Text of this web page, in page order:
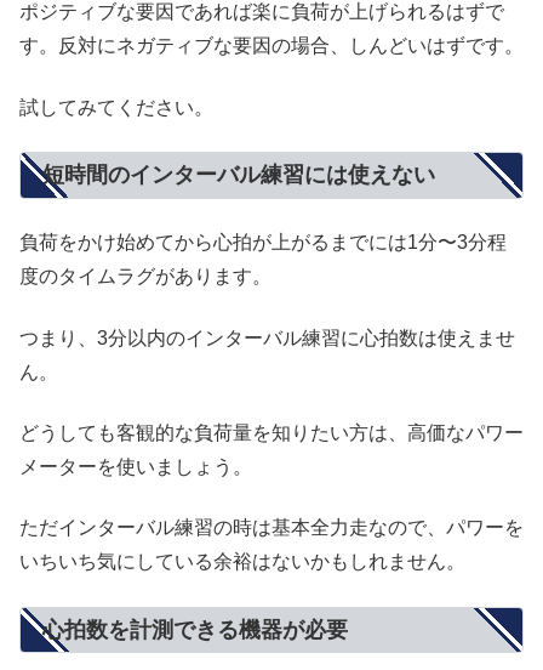
ポジティブな要因であれば楽に負荷が上げられるはずで
す。反対にネガティブな要因の場合、しんどいはずです。
試してみてください。
短時間のインターバル練習には使えない
負荷をかけ始めてから心拍が上がるまでには1分〜3分程
度のタイムラグがあります。
つまり、3分以内のインターバル練習に心拍数は使えませ
ん。
どうしても客観的な負荷量を知りたい方は、高価なパワー
メーターを使いましょう。
ただインターバル練習の時は基本全力走なので、パワーを
いちいち気にしている余裕はないかもしれません。
心拍数を計測できる機器が必要